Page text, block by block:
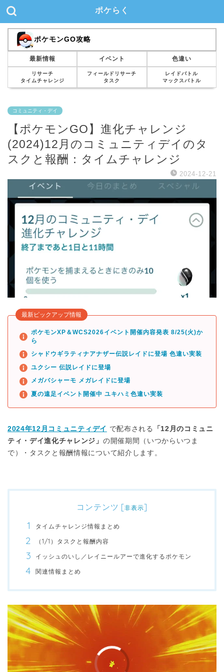
ポケらく
ポケモンGO攻略
最新情報 イベント 色違い
リサーチ
タイムチャレンジ
フィールドリサーチ
タスク
レイドバトル
マックスバトル
コミュニティ・デイ
【ポケモンGO】進化チャレンジ
(2024)12月のコミュニティデイのタ
スクと報酬：タイムチャレンジ
2024-12-21
最新ピックアップ情報
ポケモンXP＆WCS2026イベント開催内容発表 8/25(火)か
ら
シャドウギラティナアナザー伝説レイドに登場 色違い実装
ユクシー 伝説レイドに登場
メガバシャーモ メガレイドに登場
夏の遠足イベント開催中 ユキハミ色違い実装
2024年12月コミュニティデイ で配布される
「12月のコミュニ
ティ・デイ進化チャレンジ」 の開催期間（いつからいつま
で）・タスクと報酬情報について紹介します。
コンテンツ [非表示]
タイムチャレンジ情報まとめ
（1/1）タスクと報酬内容
イッシュのいし／レイニールアーで進化するポケモン
関連情報まとめ